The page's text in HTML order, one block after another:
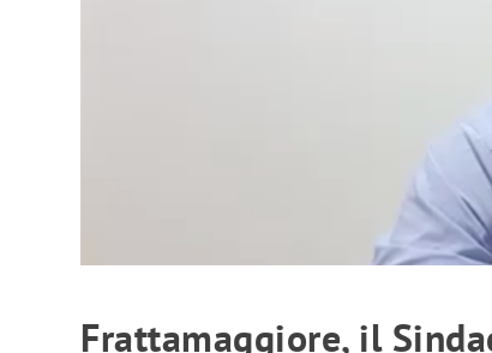
Frattamaggiore, il